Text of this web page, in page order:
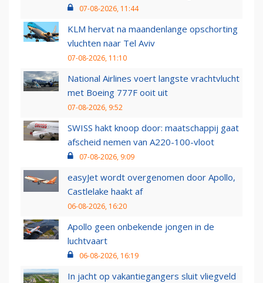
07-08-2026, 11:44
KLM hervat na maandenlange opschorting
vluchten naar Tel Aviv
07-08-2026, 11:10
National Airlines voert langste vrachtvlucht
met Boeing 777F ooit uit
07-08-2026, 9:52
SWISS hakt knoop door: maatschappij gaat
afscheid nemen van A220-100-vloot
07-08-2026, 9:09
easyJet wordt overgenomen door Apollo,
Castlelake haakt af
06-08-2026, 16:20
Apollo geen onbekende jongen in de
luchtvaart
06-08-2026, 16:19
In jacht op vakantiegangers sluit vliegveld